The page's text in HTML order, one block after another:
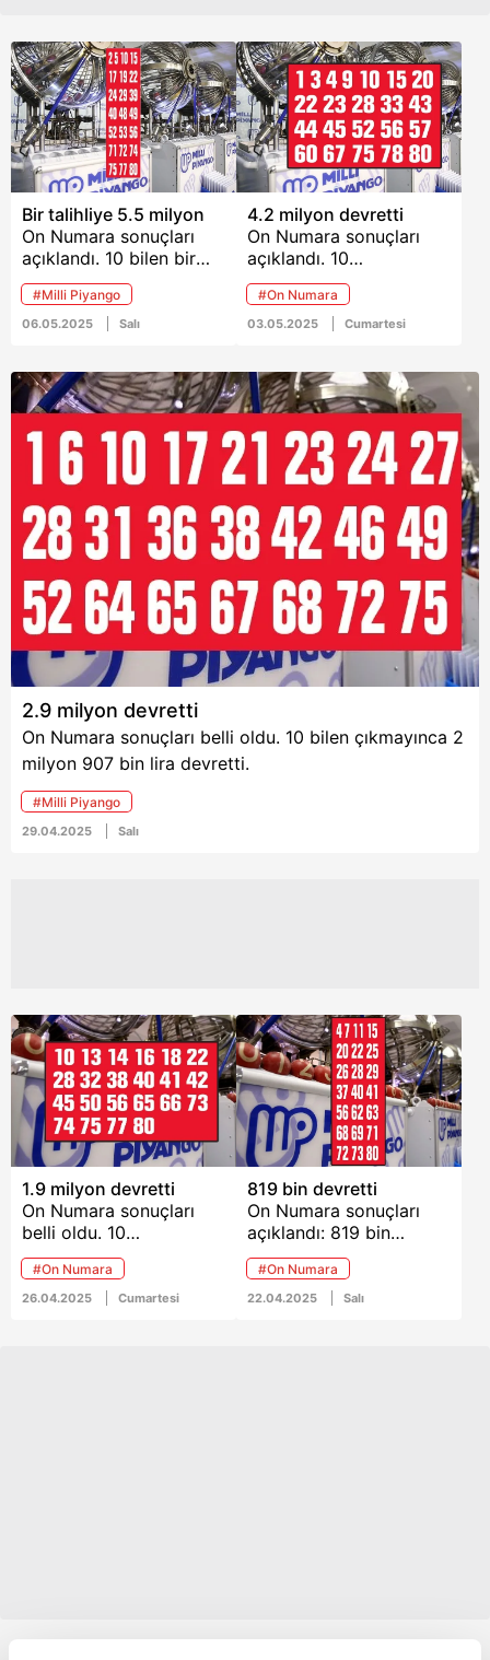
Bir talihliye 5.5 milyon
On Numara sonuçları
açıklandı. 10 bilen bir
kişi, 5 milyon 547 bin
lira kazandı.
#Milli Piyango
06.05.2025 Salı
4.2 milyon devretti
On Numara sonuçları
açıklandı. 10
bilen çıkmayınca 4
milyon 259 bin lira
devretti.
#On Numara
03.05.2025 Cumartesi
2.9 milyon devretti
On Numara sonuçları belli oldu. 10 bilen çıkmayınca 2
milyon 907 bin lira devretti.
#Milli Piyango
29.04.2025 Salı
1.9 milyon devretti
On Numara sonuçları
belli oldu. 10
bilen çıkmayınca bir
milyon 912 bin lira
devretti.
#On Numara
26.04.2025 Cumartesi
819 bin devretti
On Numara sonuçları
açıklandı: 819 bin
devretti 10 bilen
çıkmayınca 819 bin lira
devretti.
#On Numara
22.04.2025 Salı